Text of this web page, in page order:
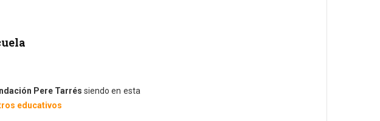
Pere Tarrés siendo en esta
educativos